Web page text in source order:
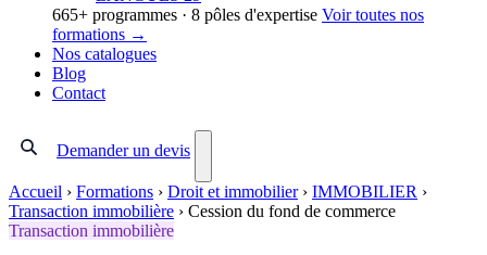
665+ programmes · 8 pôles d'expertise Voir toutes nos
formations →
Nos catalogues
Blog
Contact
Demander un devis
Accueil › Formations › Droit et immobilier › IMMOBILIER ›
Transaction immobilière › Cession du fond de commerce
Transaction immobilière